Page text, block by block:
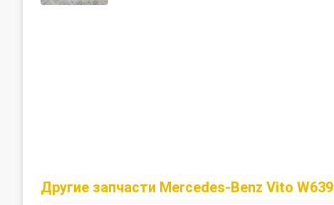
Другие запчасти Mercedes-Benz Vito W639